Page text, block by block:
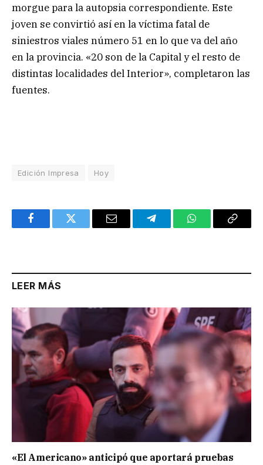
morgue para la autopsia correspondiente. Este
joven se convirtió así en la víctima fatal de
siniestros viales número 51 en lo que va del año
en la provincia. «20 son de la Capital y el resto de
distintas localidades del Interior», completaron las
fuentes.
Edición Impresa Hoy
FacebookTwitter Email TelegramWhatsAppCopy
LEER MÁS
«El Americano» anticipó que aportará pruebas